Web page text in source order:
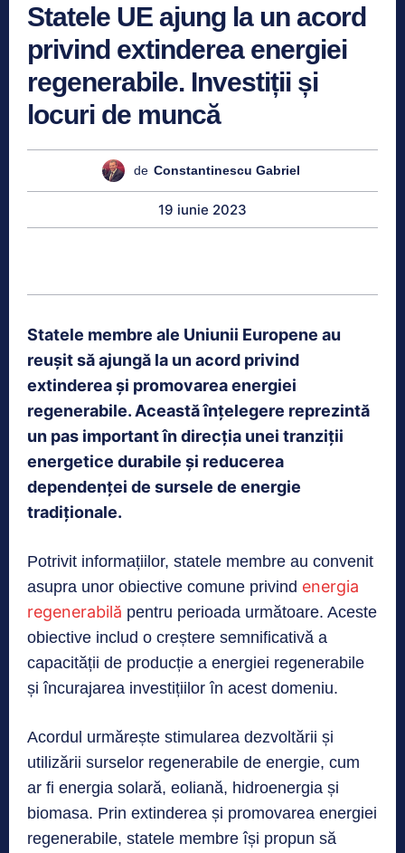
Statele UE ajung la un acord
privind extinderea energiei
regenerabile. Investiții și
locuri de muncă
de Constantinescu Gabriel
19 iunie 2023
Statele membre ale Uniunii Europene au
reușit să ajungă la un acord privind
extinderea și promovarea energiei
regenerabile. Această înțelegere reprezintă
un pas important în direcția unei tranziții
energetice durabile și reducerea
dependenței de sursele de energie
tradiționale.
Potrivit informațiilor, statele membre au convenit
asupra unor obiective comune privind energia
regenerabilă pentru perioada următoare. Aceste
obiective includ o creștere semnificativă a
capacității de producție a energiei regenerabile
și încurajarea investițiilor în acest domeniu.
Acordul urmărește stimularea dezvoltării și
utilizării surselor regenerabile de energie, cum
ar fi energia solară, eoliană, hidroenergia și
biomasa. Prin extinderea și promovarea energiei
regenerabile, statele membre își propun să